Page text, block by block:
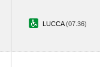
LUCCA(07.36)